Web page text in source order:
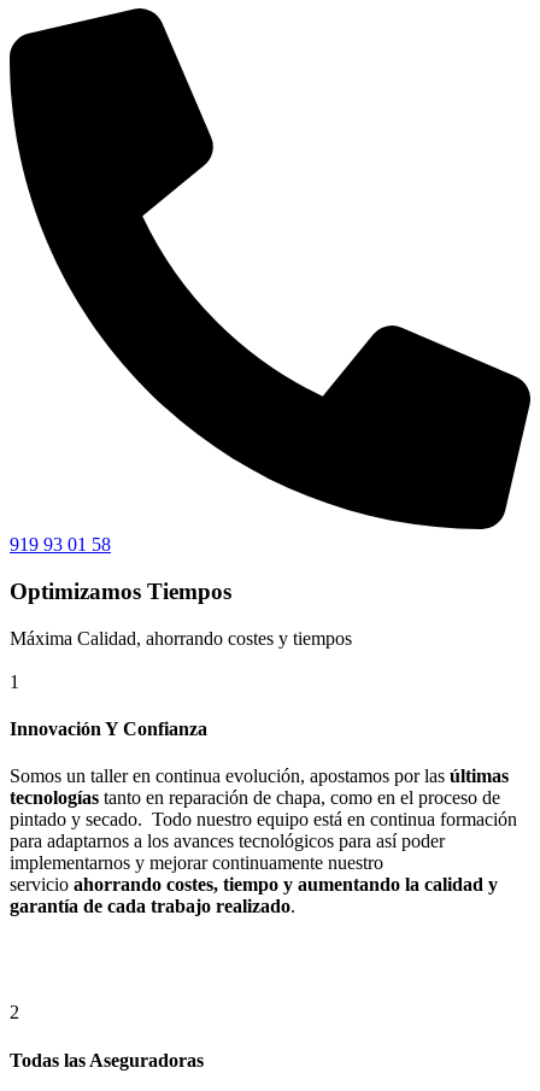
919 93 01 58
Optimizamos Tiempos
Máxima Calidad, ahorrando costes y tiempos
1
Innovación Y Confianza
Somos un taller en continua evolución, apostamos por las últimas
tecnologías tanto en reparación de chapa, como en el proceso de
pintado y secado. Todo nuestro equipo está en continua formación
para adaptarnos a los avances tecnológicos para así poder
implementarnos y mejorar continuamente nuestro
servicio ahorrando costes, tiempo y aumentando la calidad y
garantía de cada trabajo realizado.
2
Todas las Aseguradoras